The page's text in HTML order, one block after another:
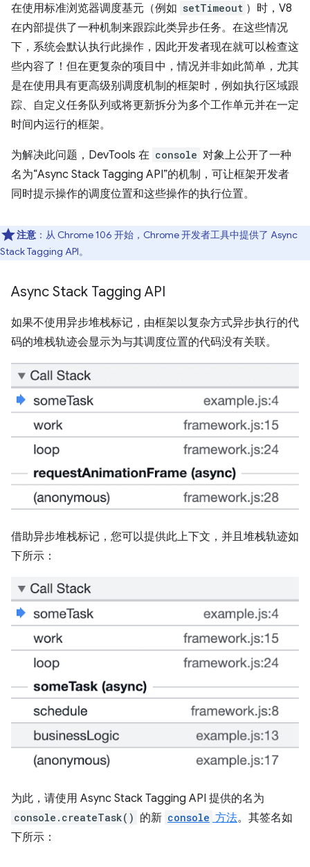
在使用标准浏览器调度基元（例如 setTimeout ）时，V8
在内部提供了一种机制来跟踪此类异步任务。在这些情况
下，系统会默认执行此操作，因此开发者现在就可以检查这
些内容了！但在更复杂的项目中，情况并非如此简单，尤其
是在使用具有更高级别调度机制的框架时，例如执行区域跟
踪、自定义任务队列或将更新拆分为多个工作单元并在一定
时间内运行的框架。
为解决此问题，DevTools 在 console 对象上公开了一种
名为“Async Stack Tagging API”的机制，可让框架开发者
同时提示操作的调度位置和这些操作的执行位置。
注意 ：从 Chrome 106 开始，Chrome 开发者工具中提供了 Async
Stack Tagging API。
Async Stack Tagging API
如果不使用异步堆栈标记，由框架以复杂方式异步执行的代
码的堆栈轨迹会显示为与其调度位置的代码没有关联。
借助异步堆栈标记，您可以提供此上下文，并且堆栈轨迹如
下所示：
为此，请使用 Async Stack Tagging API 提供的名为
console.createTask() 的新 console 方法。其签名如
下所示：